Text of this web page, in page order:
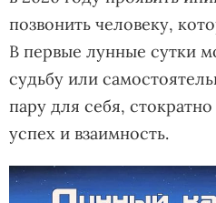
позвонить человеку,
В первые лунные сутки
судьбу или
пару для себя,
успех и взаимность.